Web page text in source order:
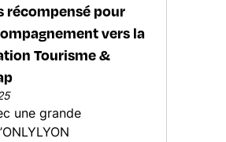
récompensé pour
vers la
Tourisme &
une grande